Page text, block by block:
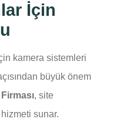
İçin
kamera sistemleri
büyük önem
, site
sunar.